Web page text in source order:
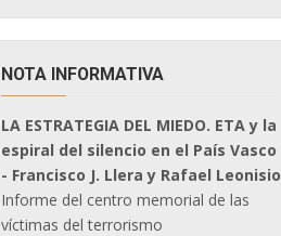
NOTA INFORMATIVA
LA ESTRATEGIA DEL MIEDO. ETA y la
espiral del silencio en el País Vasco
- Francisco J. Llera y Rafael Leonisio
Informe del centro memorial de las
víctimas del terrorismo